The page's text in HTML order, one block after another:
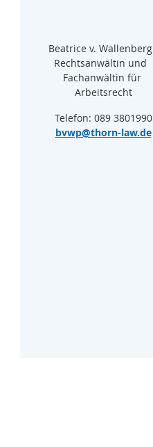
Beatrice v. Wallenberg
Rechtsanwältin und
Fachanwältin für
Arbeitsrecht
Telefon: 089 3801990
bvwp@thorn-law.de